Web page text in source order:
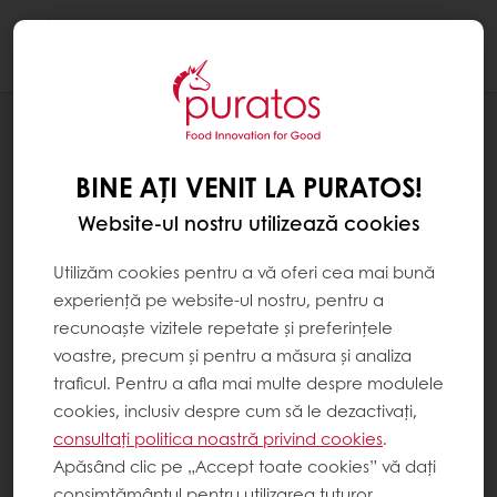
BINE AȚI VENIT LA PURATOS!
Website-ul nostru utilizează cookies
Utilizăm cookies pentru a vă oferi cea mai bună
experiență pe website-ul nostru, pentru a
recunoaște vizitele repetate și preferințele
voastre, precum și pentru a măsura și analiza
traficul. Pentru a afla mai multe despre modulele
cookies, inclusiv despre cum să le dezactivați,
consultați politica noastră privind cookies.
Apăsând clic pe „Accept toate cookies” vă dați